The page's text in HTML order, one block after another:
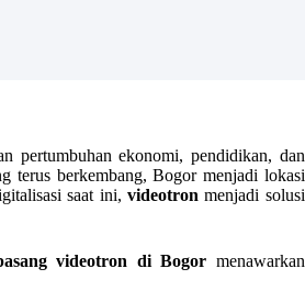
pertumbuhan ekonomi, pendidikan, dan
terus berkembang, Bogor menjadi lokasi
saat ini,videotron menjadi solusi
videotron di Bogor menawarkan